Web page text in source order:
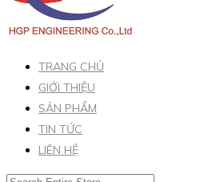
TRANG CHỦ
GIỚI THIỆU
SẢN PHẨM
TIN TỨC
LIÊN HỆ